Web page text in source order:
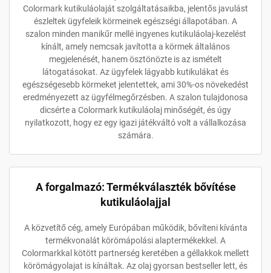
Colormark kutikuláolaját szolgáltatásaikba, jelentős javulást
észleltek ügyfeleik körmeinek egészségi állapotában. A
szalon minden manikűr mellé ingyenes kutikuláolaj-kezelést
kínált, amely nemcsak javította a körmek általános
megjelenését, hanem ösztönözte is az ismételt
látogatásokat. Az ügyfelek lágyabb kutikulákat és
egészségesebb körmeket jelentettek, ami 30%-os növekedést
eredményezett az ügyfélmegőrzésben. A szalon tulajdonosa
dicsérte a Colormark kutikuláolaj minőségét, és úgy
nyilatkozott, hogy ez egy igazi játékváltó volt a vállalkozása
számára.
A forgalmazó: Termékválaszték bővítése
kutikuláolajjal
A közvetítő cég, amely Európában működik, bővíteni kívánta
termékvonalát körömápolási alaptermékekkel. A
Colormarkkal kötött partnerség keretében a géllakkok mellett
körömágyolajat is kínáltak. Az olaj gyorsan bestseller lett, és